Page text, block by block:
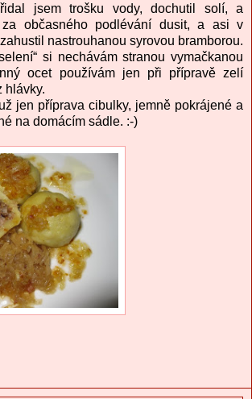
jsem trošku vody, dochutil solí, a
občasného podlévání dusit, a asi v
nastrouhanou syrovou bramborou.
si nechávám stranou vymačkanou
ocet používám jen při přípravě zelí
hlávky.
jen příprava cibulky, jemně pokrájené a
na domácím sádle. :-)